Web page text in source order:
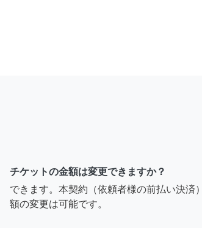
チケットの金額は変更できますか？
できます。本契約（依頼者様の前払い決済
額の変更は可能です。